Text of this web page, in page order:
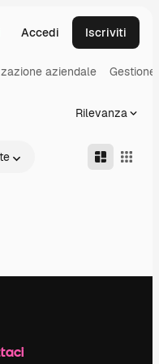
Accedi Iscriviti
aziendale
Rilevanza